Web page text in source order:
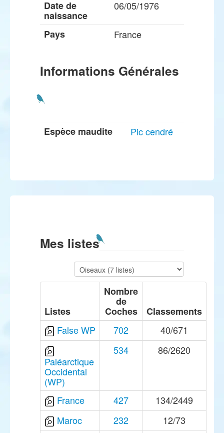
Date de
naissance
06/05/1976
Pays France
Informations Générales
Espèce maudite Pic cendré
Mes listes
Listes
Nombre
de
Coches
Classements
False WP
702 40/671
Paléarctique
Occidental
(WP)
534 86/2620
France 427
134/2449
Maroc
232 12/73